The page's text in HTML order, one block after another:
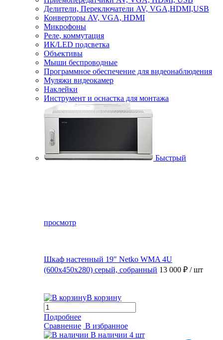
Делители, Переключатели AV, VGA,HDMI,USB
Конверторы AV, VGA, HDMI
Микрофоны
Реле, коммутация
ИК/LED подсветка
Объективы
Мыши беспроводные
Программное обеспечение для видеонаблюдения
Муляжи видеокамер
Наклейки
Инструмент и оснастка для монтажа
Быстрый
просмотр
Шкаф настенный 19″ Netko WMA 4U
(600x450x280) серый, собранный 13 000 ₽ / шт
В корзину
Подробнее
Сравнение В избранное
В наличии 4 шт